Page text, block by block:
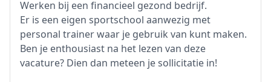
Werken bij een financieel gezond bedrijf.
Er is een eigen sportschool aanwezig met
personal trainer waar je gebruik van kunt maken.
Ben je enthousiast na het lezen van deze
vacature? Dien dan meteen je sollicitatie in!